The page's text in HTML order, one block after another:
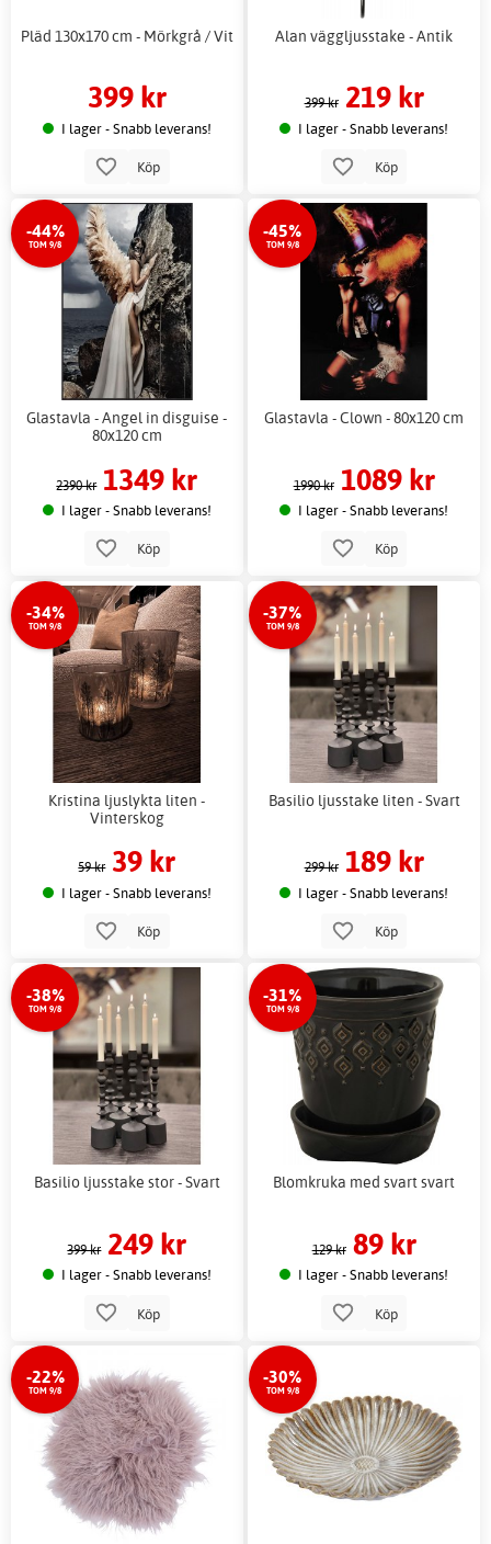
Pläd 130x170 cm - Mörkgrå / Vit
399 kr
I lager - Snabb leverans!
Köp
Alan väggljusstake - Antik
399 kr 219 kr
I lager - Snabb leverans!
Köp
-44%
TOM 9/8
Glastavla - Angel in disguise -
80x120 cm
2390 kr 1349 kr
I lager - Snabb leverans!
Köp
-45%
TOM 9/8
Glastavla - Clown - 80x120 cm
1990 kr 1089 kr
I lager - Snabb leverans!
Köp
-34%
TOM 9/8
Kristina ljuslykta liten -
Vinterskog
59 kr 39 kr
I lager - Snabb leverans!
Köp
-37%
TOM 9/8
Basilio ljusstake liten - Svart
299 kr 189 kr
I lager - Snabb leverans!
Köp
-38%
TOM 9/8
Basilio ljusstake stor - Svart
399 kr 249 kr
I lager - Snabb leverans!
Köp
-31%
TOM 9/8
Blomkruka med svart svart
129 kr 89 kr
I lager - Snabb leverans!
Köp
-22%
TOM 9/8
-30%
TOM 9/8